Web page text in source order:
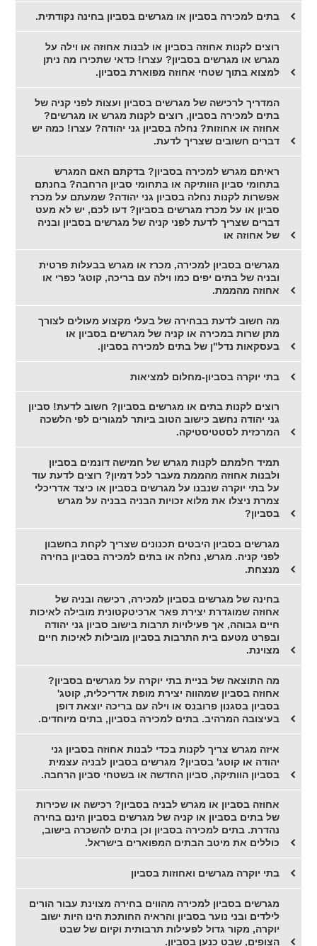
בתים למכירה בסביון או מגרשים בסביון בחינה נקודתית.
רוצים לקנות אחוזה בסביון או לבנות אחוזה או וילה על
מגרש או מגרשים בסביון? עצרו! כדאי שתכירו מה ניתן
למצוא בתוך שטחי אחוזה מפוארת בסביון.
המדריך לרכישה של מגרשים בסביון ועצות לפני קניה של
בתים למכירה בסביון, רוצים לקנות מגרש או מגרשים?
אחוזה או אחוזות? נחלה בסביון גני יהודה? עצרו! כמה יש
דברים חשובים שצריך לדעת.
ראיתם מגרש למכירה בסביון? בדקתם האם המגרש
בתחומי סביון הוותיקה או בתחומי סביון הרחבה? בחנתם
אפשרות לקנות נחלה בסביון גני יהודה? שמעתם על מכרז
סביון או על מכרז מגרשים בסביון? דעו לכם, יש לא מעט
דברים שצריך לדעת לפני קניה של מגרשים בסביון ובניה
של אחוזה או
מגרשים בסביון למכירה, מכרז או מגרש בבעלות פרטית
ובניה של בתים יפים כמו וילה עם בריכה, קוטג' כפרי או
אחוזה מהממת.
מה חשוב לדעת בבחירה של בעלי מקצוע מעולים לצורך
מתן שרות במכירה או קניה של מגרשים בסביון או
בעסקאות נדל"ן של בתים למכירה בסביון.
בתי יוקרה בסביון-מחלום למציאות
רוצים לקנות בתים או מגרשים בסביון? חשוב לדעת! סביון
גני יהודה נחשב כישוב הטוב ביותר למגורים לפי הלשכה
המרכזית לסטטיסטיקה.
תמיד חלמתם לקנות מגרש של חמישה דונמים בסביון
ולבנות אחוזה מהממת מעבר לכל דמיון? רוצים לדעת עוד
על בתי יוקרה שנבנו על מגרשים בסביון או כיצד אדריכלי
צמרת ניצלו את מלוא זכויות הבניה בבניה על מגרש
בסביון?
מגרשים בסביון היבטים תכנונים שצריך לקחת בחשבון
לפני קניה. מגרש, נחלה או בתים למכירה בסביון בחירה
מנצחת.
בחינה של מגרשים בסביון למכירה, רכישה ובניה של
אחוזה שמוגדרת יצירת פאר ארכיטקטונית מובילה לאיכות
חיים גבוהה, אך פעילויות תרבות בישוב סביון גני יהודה
ובפרט מטעם בית התרבות בסביון מובילות לאיכות חיים
מצוינת.
מה התוצאה של בניית בתי יוקרה על מגרשים בסביון?
אחוזה בסביון שמהווה יצירת מופת אדריכלית, קוטג'
בסביון בסגנון פרובנס או וילה עם בריכה יוצאת דופן
בעיצובה המרהיב. בתים למכירה בסביון, בתים מיוחדים.
איזה מגרש צריך לקנות בכדי לבנות אחוזה בסביון גני
יהודה או קוטג' בסביון? מגרשים בסביון לבניה עצמית
בסביון הוותיקה, סביון החדשה או בשטחי סביון הרחבה.
אחוזה בסביון או מגרש לבניה בסביון? רכישה או שכירות
של בתים בסביון או קניה של מגרשים בסביון הינם בחירה
נהדרת. בתים למכירה בסביון וכן בתים להשכרה בישוב,
כוללים את מיטב הבתים המפוארים בישראל.
בתי יוקרה מגרשים ואחוזות בסביון
מגרשים בסביון למכירה מהווים בחירה מצוינת עבור הורים
לילדים ובני נוער בסביון והראיה החותכת הינו היות ישוב
יוקרה, מקור גדול לפעילות תרבותית וקיום של שבט
הצופים, שבט כנען בסביון.